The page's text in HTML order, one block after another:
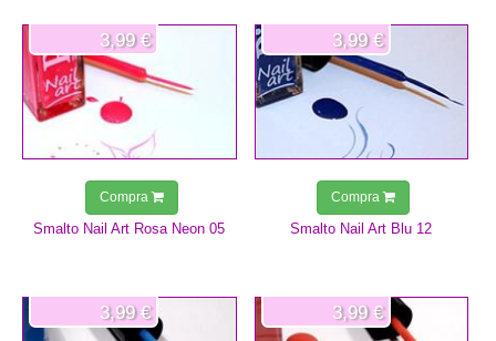
Smalto Nail Art Rosa Neon 05
3,99 €
Compra
Smalto Nail Art Blu 12
3,99 €
Compra
3,99 € 3,99 €